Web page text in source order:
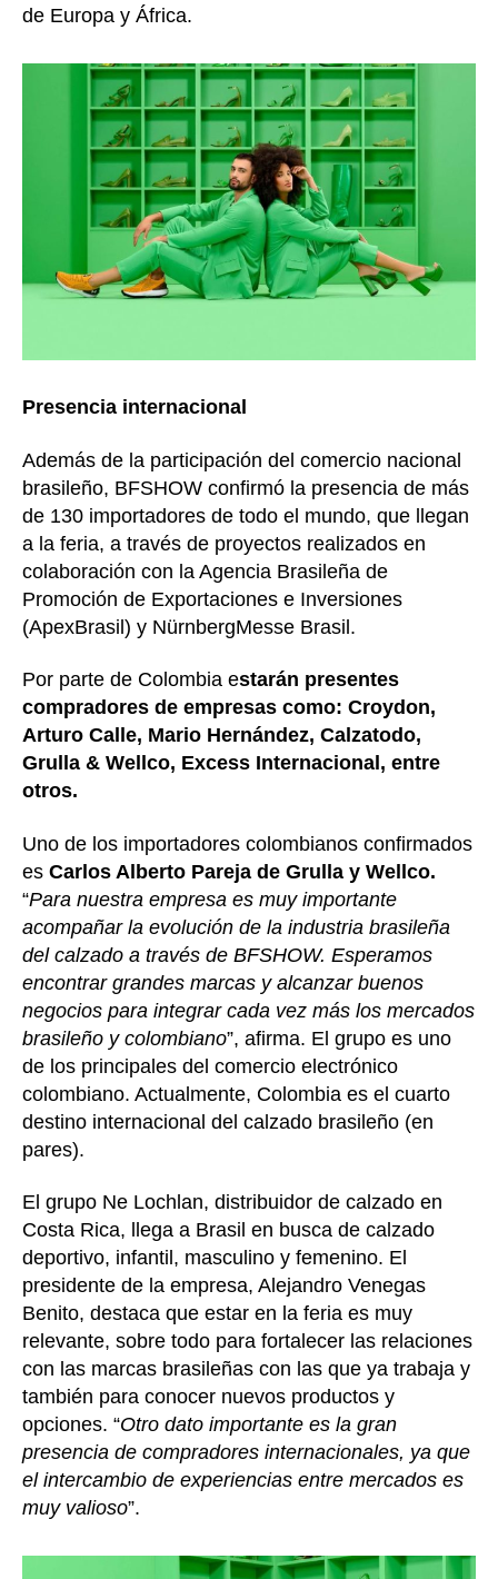
de Europa y África.
Presencia internacional
Además de la participación del comercio nacional
brasileño, BFSHOW confirmó la presencia de más
de 130 importadores de todo el mundo, que llegan
a la feria, a través de proyectos realizados en
colaboración con la Agencia Brasileña de
Promoción de Exportaciones e Inversiones
(ApexBrasil) y NürnbergMesse Brasil.
Por parte de Colombia estarán presentes
compradores de empresas como: Croydon,
Arturo Calle, Mario Hernández, Calzatodo,
Grulla & Wellco, Excess Internacional, entre
otros.
Uno de los importadores colombianos confirmados
es Carlos Alberto Pareja de Grulla y Wellco.
“Para nuestra empresa es muy importante
acompañar la evolución de la industria brasileña
del calzado a través de BFSHOW. Esperamos
encontrar grandes marcas y alcanzar buenos
negocios para integrar cada vez más los mercados
brasileño y colombiano”, afirma. El grupo es uno
de los principales del comercio electrónico
colombiano. Actualmente, Colombia es el cuarto
destino internacional del calzado brasileño (en
pares).
El grupo Ne Lochlan, distribuidor de calzado en
Costa Rica, llega a Brasil en busca de calzado
deportivo, infantil, masculino y femenino. El
presidente de la empresa, Alejandro Venegas
Benito, destaca que estar en la feria es muy
relevante, sobre todo para fortalecer las relaciones
con las marcas brasileñas con las que ya trabaja y
también para conocer nuevos productos y
opciones. “Otro dato importante es la gran
presencia de compradores internacionales, ya que
el intercambio de experiencias entre mercados es
muy valioso”.